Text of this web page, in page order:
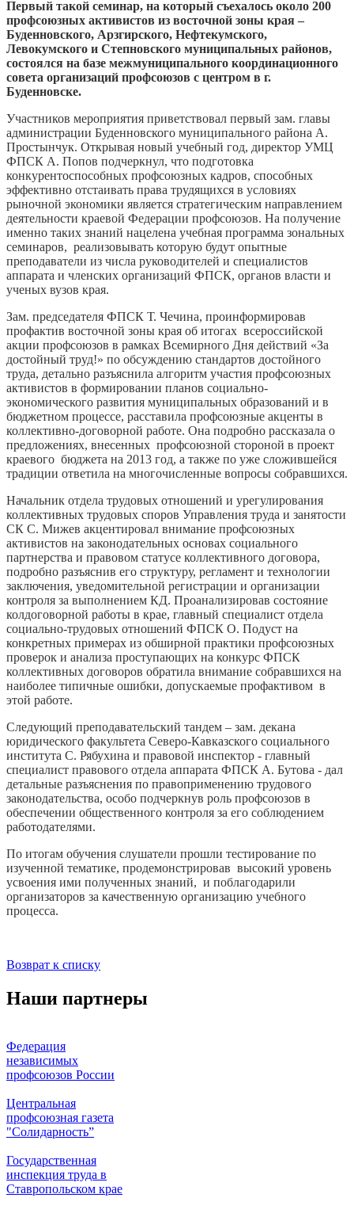
Первый такой семинар, на который съехалось около 200
профсоюзных активистов из восточной зоны края –
Буденновского, Арзгирского, Нефтекумского,
Левокумского и Степновского муниципальных районов,
состоялся на базе межмуниципального координационного
совета организаций профсоюзов с центром в г.
Буденновске.
Участников мероприятия приветствовал первый зам. главы
администрации Буденновского муниципального района А.
Простынчук. Открывая новый учебный год, директор УМЦ
ФПСК А. Попов подчеркнул, что подготовка
конкурентоспособных профсоюзных кадров, способных
эффективно отстаивать права трудящихся в условиях
рыночной экономики является стратегическим направлением
деятельности краевой Федерации профсоюзов. На получение
именно таких знаний нацелена учебная программа зональных
семинаров, реализовывать которую будут опытные
преподаватели из числа руководителей и специалистов
аппарата и членских организаций ФПСК, органов власти и
ученых вузов края.
Зам. председателя ФПСК Т. Чечина, проинформировав
профактив восточной зоны края об итогах всероссийской
акции профсоюзов в рамках Всемирного Дня действий «За
достойный труд!» по обсуждению стандартов достойного
труда, детально разъяснила алгоритм участия профсоюзных
активистов в формировании планов социально-
экономического развития муниципальных образований и в
бюджетном процессе, расставила профсоюзные акценты в
коллективно-договорной работе. Она подробно рассказала о
предложениях, внесенных профсоюзной стороной в проект
краевого бюджета на 2013 год, а также по уже сложившейся
традиции ответила на многочисленные вопросы собравшихся.
Начальник отдела трудовых отношений и урегулирования
коллективных трудовых споров Управления труда и занятости
СК С. Мижев акцентировал внимание профсоюзных
активистов на законодательных основах социального
партнерства и правовом статусе коллективного договора,
подробно разъяснив его структуру, регламент и технологии
заключения, уведомительной регистрации и организации
контроля за выполнением КД. Проанализировав состояние
колдоговорной работы в крае, главный специалист отдела
социально-трудовых отношений ФПСК О. Подуст на
конкретных примерах из обширной практики профсоюзных
проверок и анализа проступающих на конкурс ФПСК
коллективных договоров обратила внимание собравшихся на
наиболее типичные ошибки, допускаемые профактивом в
этой работе.
Следующий преподавательский тандем – зам. декана
юридического факультета Северо-Кавказского социального
института С. Рябухина и правовой инспектор - главный
специалист правового отдела аппарата ФПСК А. Бутова - дал
детальные разъяснения по правоприменению трудового
законодательства, особо подчеркнув роль профсоюзов в
обеспечении общественного контроля за его соблюдением
работодателями.
По итогам обучения слушатели прошли тестирование по
изученной тематике, продемонстрировав высокий уровень
усвоения ими полученных знаний, и поблагодарили
организаторов за качественную организацию учебного
процесса.
Возврат к списку
Наши партнеры
Федерация
независимых
профсоюзов России
Центральная
профсоюзная газета
"Солидарность”
Государственная
инспекция труда в
Ставропольском крае